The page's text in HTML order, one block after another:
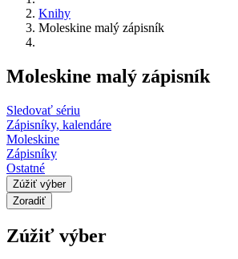
Knihy
Moleskine malý zápisník
Moleskine malý zápisník
Sledovať sériu
Zápisníky, kalendáre
Moleskine
Zápisníky
Ostatné
Zúžiť výber
Zoradiť
Zúžiť výber